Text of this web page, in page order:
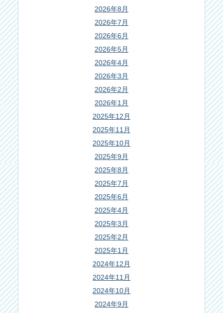
2026年8月
2026年7月
2026年6月
2026年5月
2026年4月
2026年3月
2026年2月
2026年1月
2025年12月
2025年11月
2025年10月
2025年9月
2025年8月
2025年7月
2025年6月
2025年4月
2025年3月
2025年2月
2025年1月
2024年12月
2024年11月
2024年10月
2024年9月